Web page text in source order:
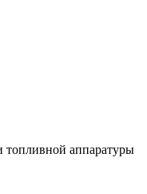
топливной аппаратуры